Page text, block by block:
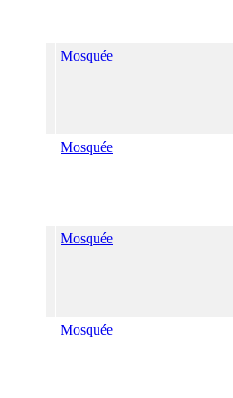
Mosquée
Mosquée
Mosquée
Mosquée